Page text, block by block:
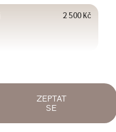
2 500 Kč
ZEPTAT
SE